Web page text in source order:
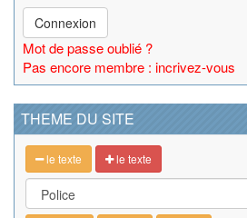
Connexion
Mot de passe oublié ?
Pas encore membre : incrivez-vous
THEME DU SITE
le texte le texte